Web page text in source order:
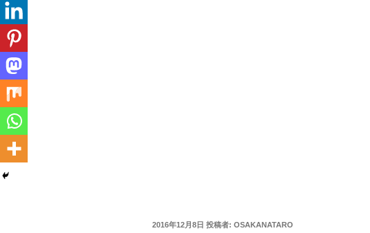
投
2016年12月8日 投稿者: OSAKANATARO